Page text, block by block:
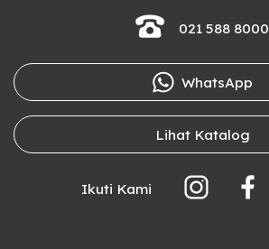
021 588 8000
WhatsApp
Lihat Katalog
Ikuti Kami